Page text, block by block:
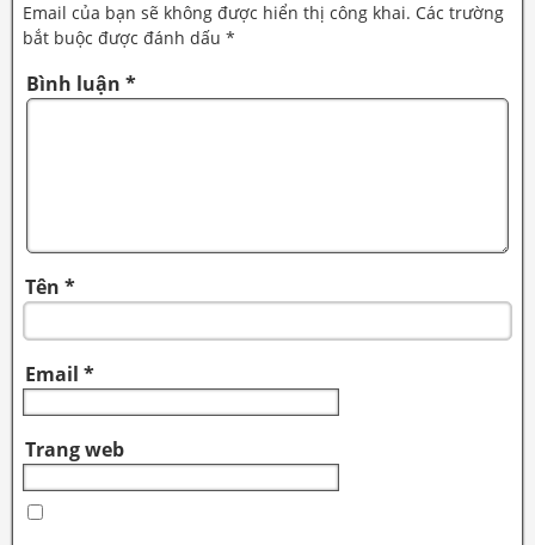
Email của bạn sẽ không được hiển thị công khai. Các trường
bắt buộc được đánh dấu *
Bình luận *
Tên *
Email *
Trang web